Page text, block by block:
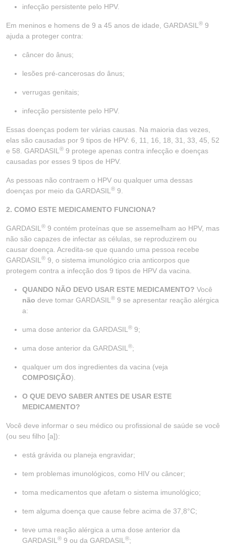
infecção persistente pelo HPV.
Em meninos e homens de 9 a 45 anos de idade, GARDASIL ® 9
ajuda a proteger contra:
câncer do ânus;
lesões pré-cancerosas do ânus;
verrugas genitais;
infecção persistente pelo HPV.
Essas doenças podem ter várias causas. Na maioria das vezes,
elas são causadas por 9 tipos de HPV: 6, 11, 16, 18, 31, 33, 45, 52
e 58. GARDASIL ® 9 protege apenas contra infecção e doenças
causadas por esses 9 tipos de HPV.
As pessoas não contraem o HPV ou qualquer uma dessas
doenças por meio da GARDASIL ® 9.
2. COMO ESTE MEDICAMENTO FUNCIONA?
GARDASIL ® 9 contém proteínas que se assemelham ao HPV, mas
não são capazes de infectar as células, se reproduzirem ou
causar doença. Acredita-se que quando uma pessoa recebe
GARDASIL ® 9, o sistema imunológico cria anticorpos que
protegem contra a infecção dos 9 tipos de HPV da vacina.
QUANDO NÃO DEVO USAR ESTE MEDICAMENTO? Você
não deve tomar GARDASIL ® 9 se apresentar reação alérgica
a:
uma dose anterior da GARDASIL ® 9;
uma dose anterior da GARDASIL ®;
qualquer um dos ingredientes da vacina (veja
COMPOSIÇÃO).
O QUE DEVO SABER ANTES DE USAR ESTE
MEDICAMENTO?
Você deve informar o seu médico ou profissional de saúde se você
(ou seu filho [a]):
está grávida ou planeja engravidar;
tem problemas imunológicos, como HIV ou câncer;
toma medicamentos que afetam o sistema imunológico;
tem alguma doença que cause febre acima de 37,8°C;
teve uma reação alérgica a uma dose anterior da
GARDASIL ® 9 ou da GARDASIL ®;